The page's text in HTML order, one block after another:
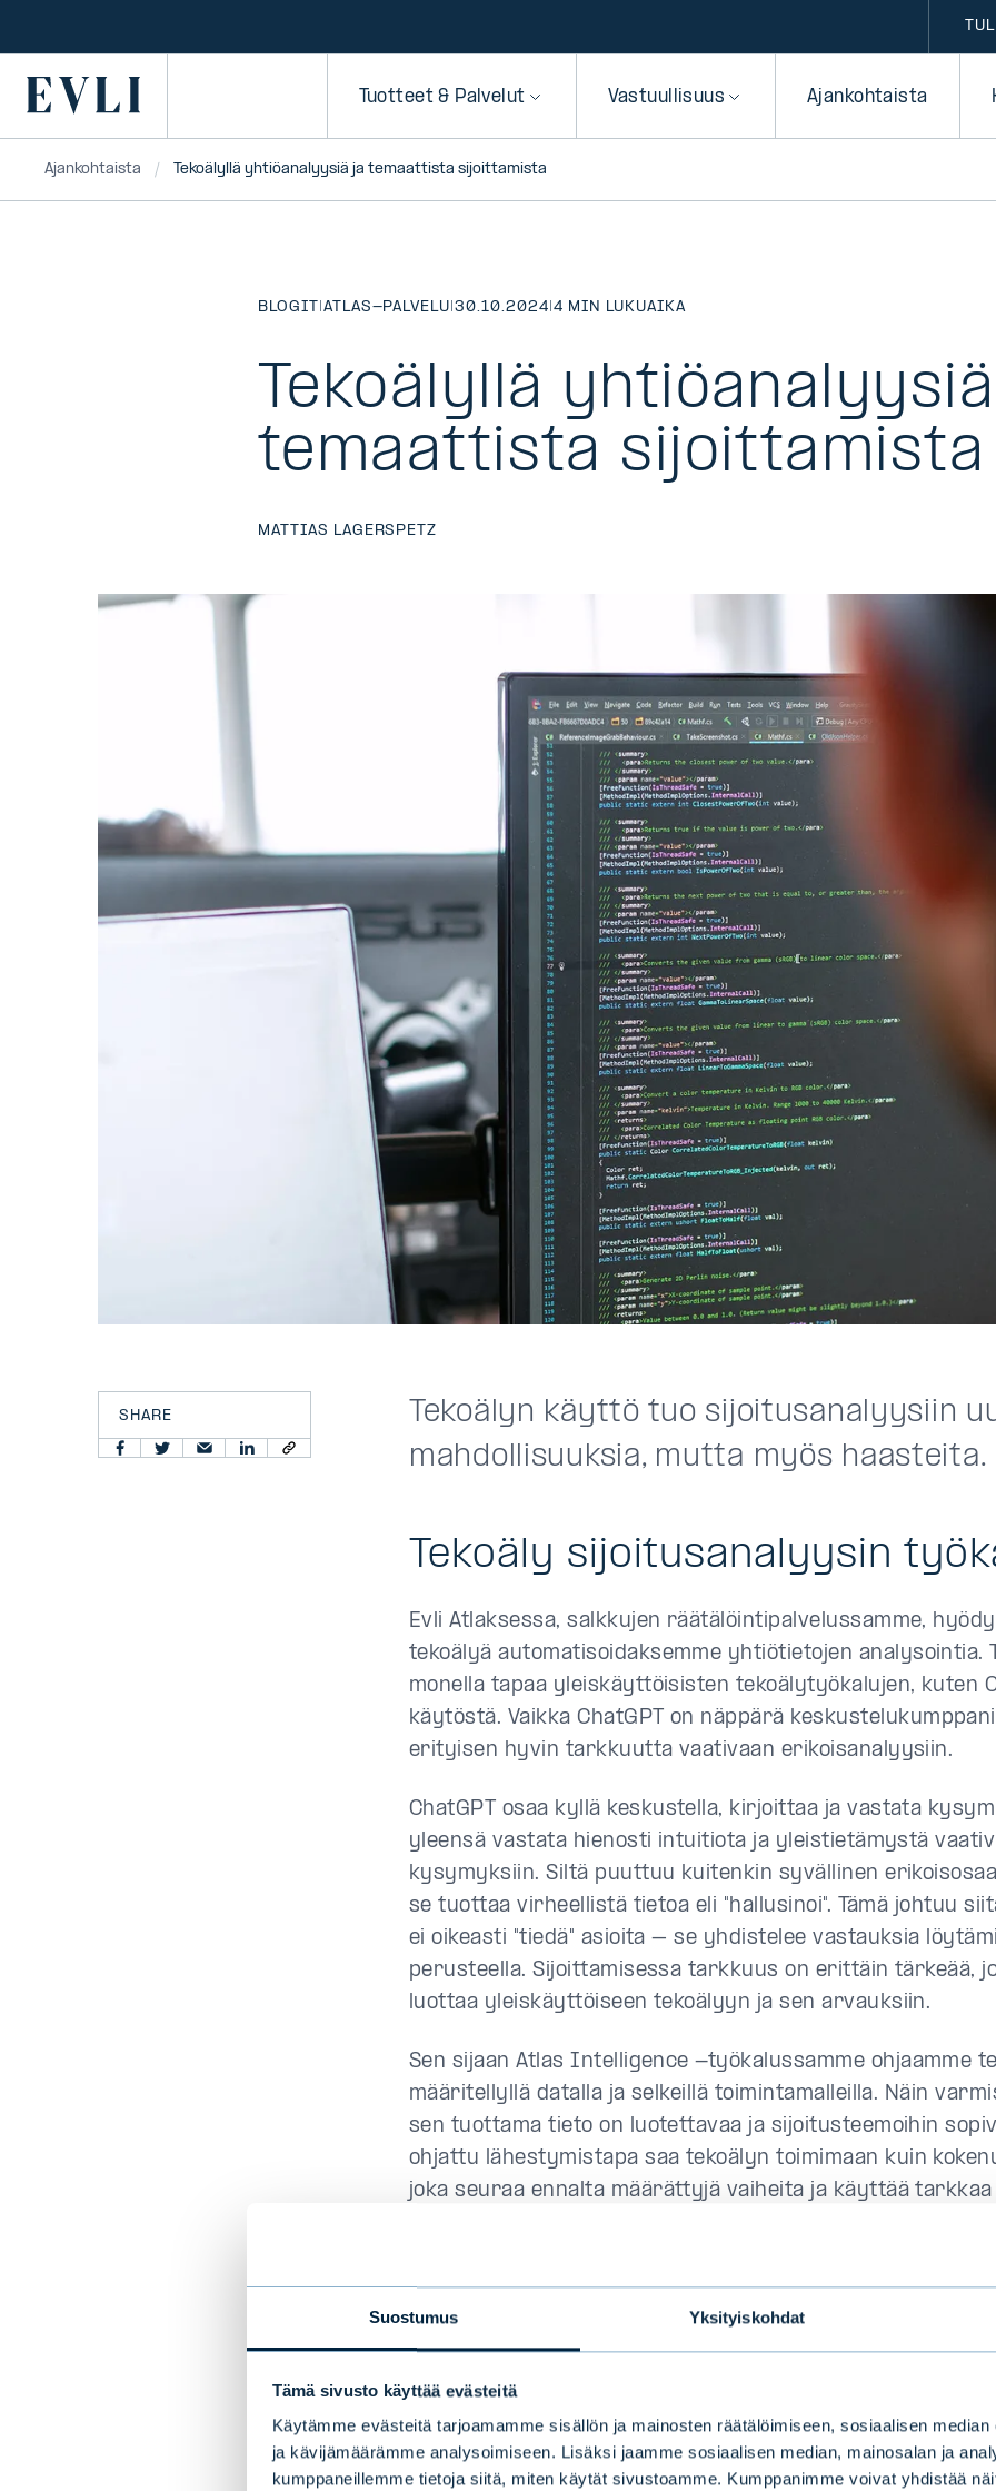
Suostumus Yksityiskohdat
Tämä sivusto käyttää evästeitä
Käytämme evästeitä tarjoamamme sisällön ja mainosten räätälöimiseen, sosiaalisen
ja kävijämäärämme analysoimiseen. Lisäksi jaamme sosiaalisen median, mainosalan ja
kumppaneillemme tietoja siitä, miten käytät sivustoamme. Kumppanimme voivat yhdistää
Primary Tuotteet & Palvelut Vastuullisuus Ajankohtaista
Ajankohtaista Tekoälyllä yhtiöanalyysiä ja temaattista sijoittamista
BLOGIT |ATLAS-PALVELU|30.10.2024|4 MIN LUKUAIKA
Tekoälyllä
temaattista sijoittamista
MATTIAS LAGERSPETZ
SHARE
Tekoälyn käyttö tuo sijoitusanalyysiin
mahdollisuuksia, mutta myös haasteita.
Tekoäly sijoitusanalyysin
Evli Atlaksessa, salkkujen räätälöintipalvelussamme,
tekoälyä automatisoidaksemme yhtiötietojen analysointia.
monella tapaa yleiskäyttöisisten tekoälytyökalujen, kuten
käytöstä. Vaikka ChatGPT on näppärä
erityisen hyvin tarkkuutta vaativaan erikoisanalyysiin.
ChatGPT osaa kyllä keskustella, kirjoittaa ja vastata
yleensä vastata hienosti intuitiota ja yleistietämystä
kysymyksiin. Siltä puuttuu kuitenkin syvällinen
se tuottaa virheellistä tietoa eli "hallusinoi". Tämä johtuu
ei oikeasti "tiedä" asioita – se yhdistelee vastauksia
perusteella. Sijoittamisessa tarkkuus on erittäin tärkeää,
luottaa yleiskäyttöiseen tekoälyyn ja sen arvauksiin.
Sen sijaan Atlas Intelligence -työkalussamme ohjaamme
määritellyllä datalla ja selkeillä toimintamalleilla. Näin
sen tuottama tieto on luotettavaa ja sijoitusteemoihin
ohjattu lähestymistapa saa tekoälyn toimimaan kuin
joka seuraa ennalta määrättyjä vaiheita ja käyttää
Strukturoitu ja
- tiedon kaksi puolta
Sijoitusmaailmassa yhtiöiden datan ymmärtäminen on